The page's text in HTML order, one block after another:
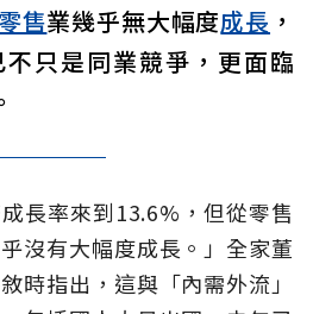
售業幾乎無大幅度成長 ，
只是同業競爭，更面臨
長率來到13.6%，但從零售
沒有大幅度成長。」全家董
時指出，這與「內需外流」